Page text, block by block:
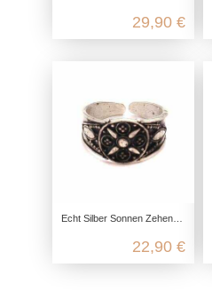
29,90 €
Echt Silber Sonnen Zehenring aus 925 Sterling Silber
22,90 €